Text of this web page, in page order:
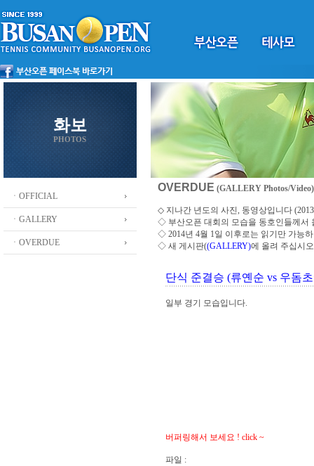
화보
PHOTOS
ㆍOFFICIAL
ㆍGALLERY
ㆍOVERDUE
OVERDUE (GALLERY Photos/Video)
◇ 지나간 년도의 사진, 동영상입니다
◇ 부산오픈 대회의 모습을 동호인들께서
◇ 2014년 4월 1일 이후로는 읽기만 가능
◇ 새 게시판((GALLERY)에 올려 주십시오
단식 준결승 (류옌순 vs 우돔
일부 경기 모습입니다.
버퍼링해서 보세요 ! click ~
파일 :